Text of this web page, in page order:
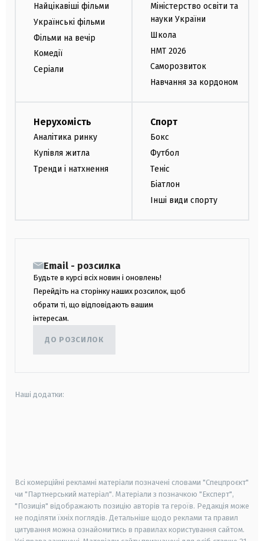
Найцікавіші фільми
Українські фільми
Фільми на вечір
Комедії
Серіали
Міністерство освіти та
науки України
Школа
НМТ 2026
Саморозвиток
Навчання за кордоном
Нерухомість
Аналітика ринку
Купівля житла
Тренди і натхнення
Спорт
Бокс
Футбол
Теніс
Біатлон
Інші види спорту
Email - розсилка
Будьте в курсі всіх новин і оновлень!
Перейдіть на сторінку наших розсилок, щоб
обрати ті, що відповідають вашим
інтересам.
ДО РОЗСИЛОК
Наші додатки:
Всі комерційні рекламні матеріали позначені словами "Спецпроєкт"
чи "Партнерський матеріал". Матеріали з позначкою "Експерт",
"Позиція" відображають позицію авторів та героїв. Редакція може
не поділяти їхніх поглядів. Детальніше щодо реклами та правил
цитування можна ознайомитись в правилах користування сайтом.